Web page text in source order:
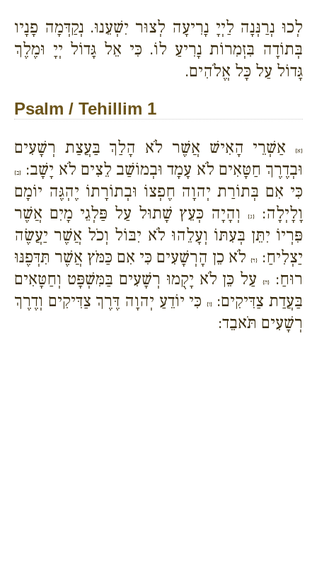
לְכוּ נְרַנְּנָה לַיְיָ נָרִיעָה לְצוּר יִשְׁעֵנוּ. נְקַדְּמָה פָנָיו
בְּתוֹדָה בִּזְמִרוֹת נָרִיעַ לוֹ. כִּי אֵל גָּדוֹל יְיָ וּמֶלֶךְ
גָּדוֹל עַל כָּל אֱלֹהִים.
Psalm / Tehillim 1
{א}
אַשְׁרֵי הָאִישׁ אֲשֶׁר לֹא הָלַךְ בַּעֲצַת רְשָׁעִים
וּבְדֶרֶךְ חַטָּאִים לֹא עָמָד וּבְמוֹשַׁב לֵצִים לֹא יָשָׁב:
{ב}
כִּי אִם בְּתוֹרַת יְהוָה חֶפְצוֹ וּבְתוֹרָתוֹ יֶהְגֶּה יוֹמָם
וָלָיְלָה:
{ג}וְהָיָה כְּעֵץ שָׁתוּל עַל פַּלְגֵי מָיִם אֲשֶׁר
פִּרְיוֹ יִתֵּן בְּעִתּוֹ וְעָלֵהוּ לֹא יִבּוֹל וְכֹל אֲשֶׁר יַעֲשֶׂה
יַצְלִיחַ:
{ד} לֹא כֵן הָרְשָׁעִים כִּי אִם כַּמֹּץ אֲשֶׁר תִּדְּפֶנּוּ
רוּחַ:
{ה}עַל כֵּן לֹא יָקֻמוּ רְשָׁעִים בַּמִּשְׁפָּט וְחַטָּאִים
בַּעֲדַת צַדִּיקִים:{ו}
כִּי יוֹדֵעַ יְהוָה דֶּרֶךְ צַדִּיקִים וְדֶרֶךְ
רְשָׁעִים תֹּאבֵד: